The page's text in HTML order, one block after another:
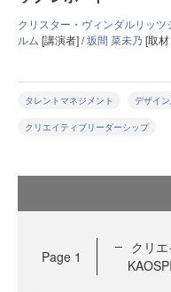
クリスター・ヴィンダルリッツ
ルム [講演者] /坂間 菜未乃 [取
タレントマネジメント デザイ
クリエイティブリーダーシップ
Page 1
クリ